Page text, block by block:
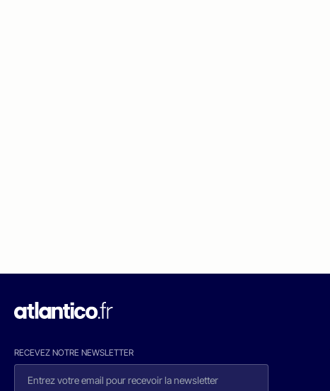
RECEVEZ NOTRE NEWSLETTER